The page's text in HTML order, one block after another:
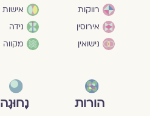
רווקות
אירוסין
נישואין
אישות
נידה
מקווה
הורות נָחוּגָה